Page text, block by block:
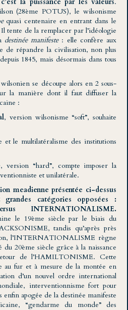
(28ème POTUS), le wilsonisme
quasi centenaire en entrant dans le
tente de la remplacer par l’idéologie
destinée manifeste: elle confère aux
de répandre la civilisation, non plus
1845, mais désormais dans tous
se découpe alors en 2 sous-
la manière dont il faut diffuser la
:
, version wilsonisme “soft”, souhaite
le multilatéralisme des institutions
, version “hard”, compte imposer la
et unilatérale.
meadienne présentée ci-dessus
catégories opposées :
INTERNATIONALISME.
le 19ème siècle par le biais du
tandis qu’après près
l’INTERNATIONALISME règne
20ème siècle grâce à la naissance
de l’HAMILTONISME. Cette
au fur et à mesure de la montée en
d’un nouvel ordre international
interventionnisme fort pour
apogée de la destinée manifeste
“gendarme du monde” des